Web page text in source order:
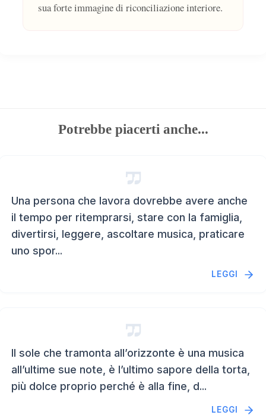
sua forte immagine di riconciliazione interiore.
Potrebbe piacerti anche...
Una persona che lavora dovrebbe avere anche
il tempo per ritemprarsi, stare con la famiglia,
divertirsi, leggere, ascoltare musica, praticare
uno spor...
LEGGI
Il sole che tramonta all’orizzonte è una musica
all’ultime sue note, è l’ultimo sapore della torta,
più dolce proprio perché è alla fine, d...
LEGGI